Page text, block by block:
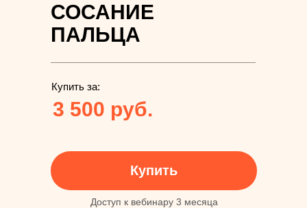
СОСАНИЕ
ПАЛЬЦА
Купить за:
Купить
3 500 руб.
Доступ к вебинару 3 месяца